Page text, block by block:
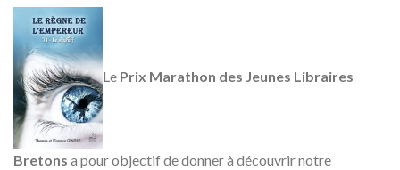
Le Prix Marathon des Jeunes Libraires
Bretons a pour objectif de donner à découvrir notre